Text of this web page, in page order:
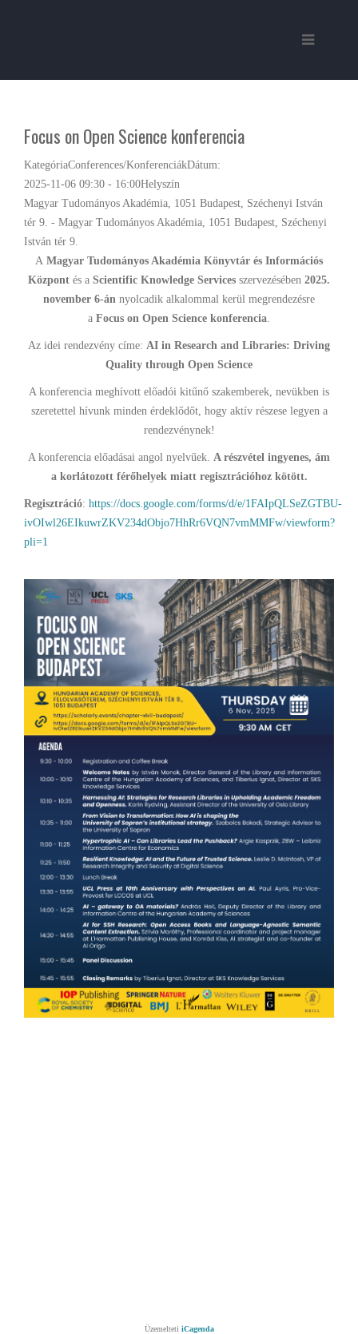
Focus on Open Science konferencia
KategóriaConferences/KonferenciákDátum:
2025-11-06 09:30 - 16:00Helyszín
Magyar Tudományos Akadémia, 1051 Budapest, Széchenyi István
tér 9. - Magyar Tudományos Akadémia, 1051 Budapest, Széchenyi
István tér 9.
A Magyar Tudományos Akadémia Könyvtár és Információs
Központ és a Scientific Knowledge Services szervezésében 2025.
november 6-án nyolcadik alkalommal kerül megrendezésre
a Focus on Open Science konferencia.
Az idei rendezvény címe: AI in Research and Libraries: Driving
Quality through Open Science
A konferencia meghívott előadói kitűnő szakemberek, nevükben is
szeretettel hívunk minden érdeklődőt, hogy aktív részese legyen a
rendezvénynek!
A konferencia előadásai angol nyelvűek. A részvétel ingyenes, ám
a korlátozott férőhelyek miatt regisztrációhoz kötött.
Regisztráció: https://docs.google.com/forms/d/e/1FAIpQLSeZGTBU-
ivOIwl26EIkuwrZKV234dObjo7HhRr6VQN7vmMMFw/viewform?
pli=1
Üzemelteti iCagenda